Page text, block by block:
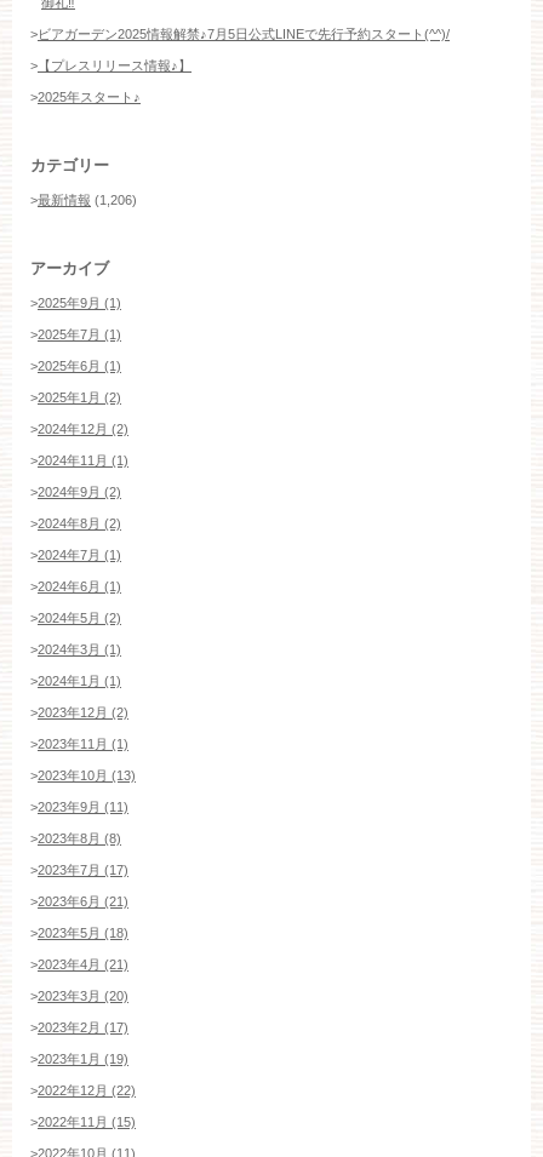
御礼‼️
>ビアガーデン2025情報解禁♪7月5日公式LINEで先行予約スタート(^^)/
> 【プレスリリース情報♪】
>2025年スタート♪
カテゴリー
>最新情報 (1,206)
アーカイブ
>2025年9月 (1)
>2025年7月 (1)
>2025年6月 (1)
>2025年1月 (2)
>2024年12月 (2)
>2024年11月 (1)
>2024年9月 (2)
>2024年8月 (2)
>2024年7月 (1)
>2024年6月 (1)
>2024年5月 (2)
>2024年3月 (1)
>2024年1月 (1)
>2023年12月 (2)
>2023年11月 (1)
>2023年10月 (13)
>2023年9月 (11)
>2023年8月 (8)
>2023年7月 (17)
>2023年6月 (21)
>2023年5月 (18)
>2023年4月 (21)
>2023年3月 (20)
>2023年2月 (17)
>2023年1月 (19)
>2022年12月 (22)
>2022年11月 (15)
>2022年10月 (11)